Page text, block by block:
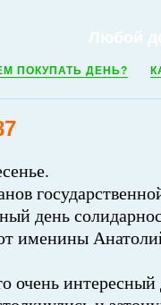
ПОКУПАТЬ ДЕНЬ?
день
именины
очень